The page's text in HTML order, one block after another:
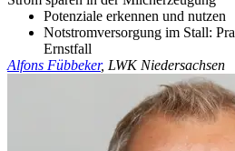
Potenziale erkennen und nutzen
Notstromversorgung im Stall:
Ernstfall
Alfons Fübbeker, LWK Niedersachsen